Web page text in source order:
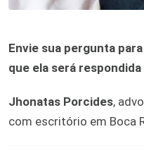
Envie sua pergunta
que ela será
Jhonatas Porcides,
com escritório em Boca